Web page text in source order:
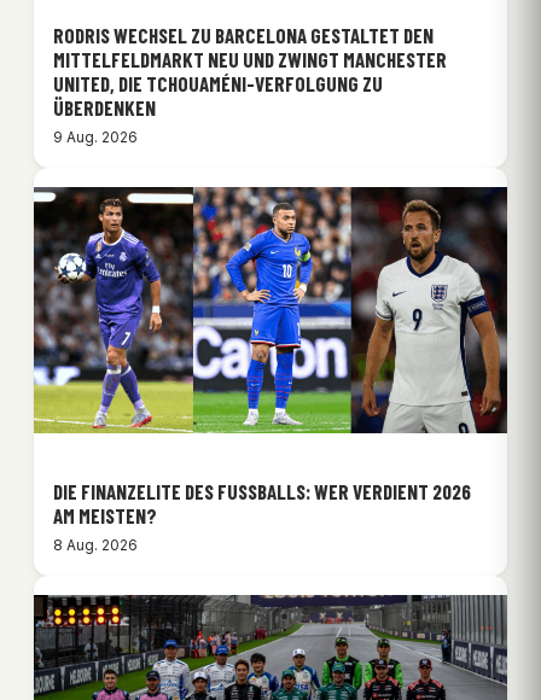
RODRIS WECHSEL ZU BARCELONA GESTALTET DEN
MITTELFELDMARKT NEU UND ZWINGT MANCHESTER
UNITED, DIE TCHOUAMÉNI-VERFOLGUNG ZU
ÜBERDENKEN
9 Aug. 2026
DIE FINANZELITE DES FUSSBALLS: WER VERDIENT 2026 A
M MEISTEN?
8 Aug. 2026